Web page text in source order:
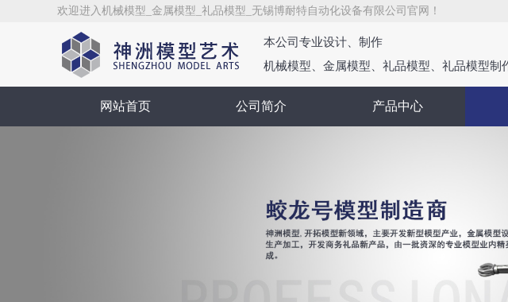
欢迎进入机械模型_金属模型_礼品模型_无锡博耐特自动化设备有限公司官网！
本公司专业设计、制作
机械模型、金属模型、礼品模型、礼品模型制
网站首页 公司简介 产品中心